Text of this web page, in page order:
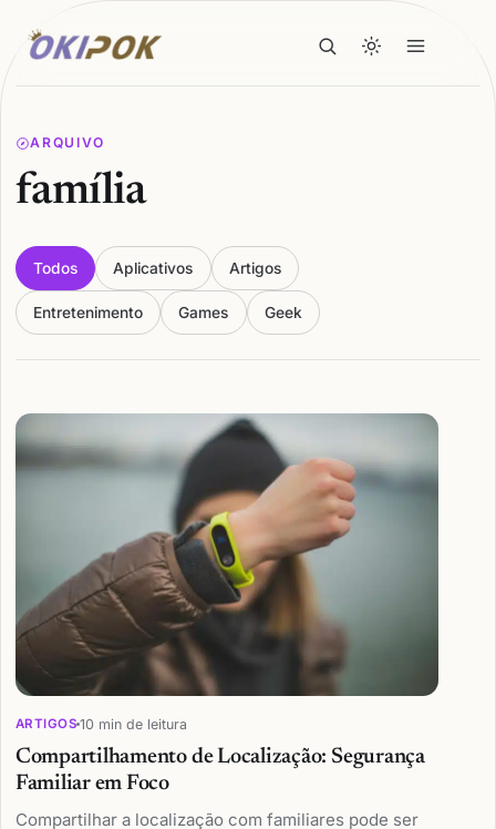
ARQUIVO
família
Todos Aplicativos Artigos
Entretenimento Games Geek
Articles
ARTIGOS 10 min de leitura
Compartilhamento de Localização: Segurança
Familiar em Foco
Compartilhar a localização com familiares pode ser